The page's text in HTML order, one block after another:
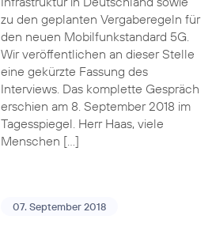
zu den geplanten Vergaberegeln für
den neuen Mobilfunkstandard 5G.
Wir veröffentlichen an dieser Stelle
eine gekürzte Fassung des
Interviews. Das komplette Gespräch
erschien am 8. September 2018 im
Tagesspiegel. Herr Haas, viele
Menschen […]
07. September 2018